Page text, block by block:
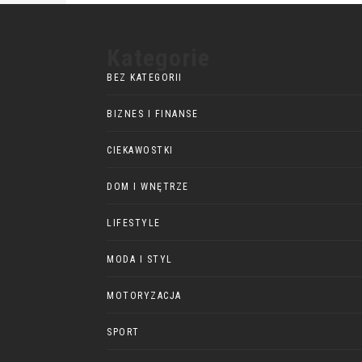
BEZ KATEGORII
BIZNES I FINANSE
CIEKAWOSTKI
DOM I WNĘTRZE
LIFESTYLE
MODA I STYL
MOTORYZACJA
SPORT